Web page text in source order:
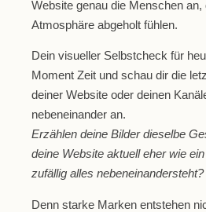
Website genau die Menschen
Atmosphäre abgeholt fühlen.
Dein visueller Selbstcheck für
Moment Zeit und schau dir die
deiner Website oder deinen
nebeneinander an.
Erzählen deine Bilder dieselbe
deine Website aktuell eher wie
zufällig alles nebeneinandersteht?
Denn starke Marken entstehen